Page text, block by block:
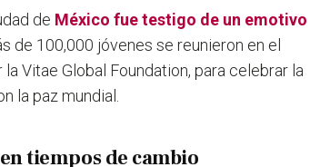
de México fue testigo de un emotivo
de 100,000 jóvenes se reunieron en el
la Vitae Global Foundation, para celebrar la
la paz mundial.
tiempos de cambio